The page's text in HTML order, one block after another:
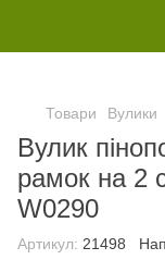
Товари Вулики
Вулик
рамок на 2
W0290
Артикул: 21498